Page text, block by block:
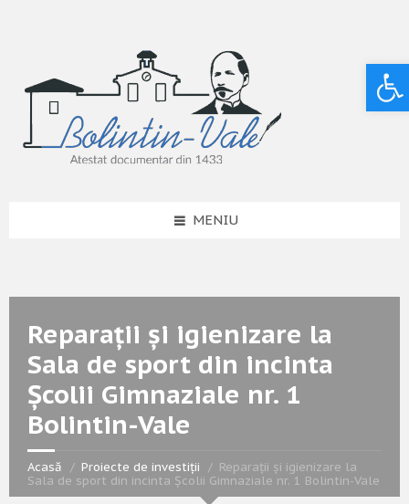
MENIU
Reparații și igienizare la
Sala de sport din incinta
Școlii Gimnaziale nr. 1
Bolintin-Vale
Acasă Proiecte de investiții
Reparații și igienizare la
Sala de sport din incinta Școlii Gimnaziale nr. 1 Bolintin-Vale
Deschide bara de unelte